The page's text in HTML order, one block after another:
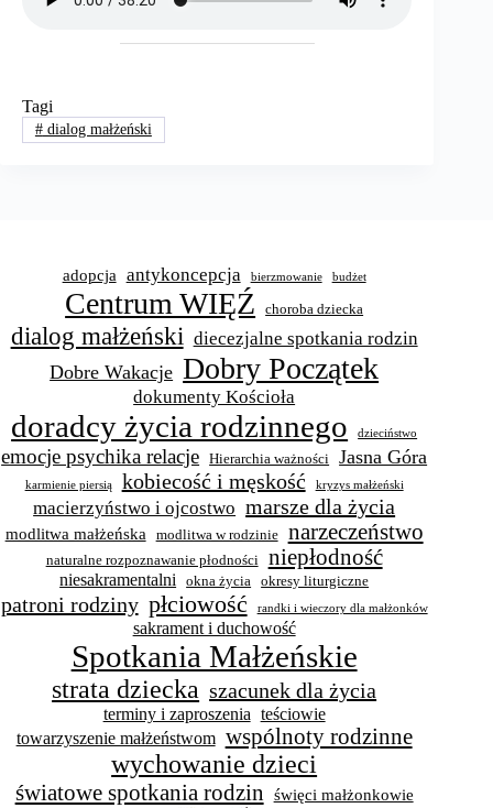
Tagi
#dialog małżeński
adopcja antykoncepcja bierzmowanie budżet
Centrum WIĘŹ choroba dziecka
dialog małżeński diecezjalne spotkania rodzin
Dobre Wakacje Dobry Początek
dokumenty Kościoła
doradcy życia rodzinnego dzieciństwo
emocje psychika relacje Hierarchia ważności Jasna Góra
karmienie piersią kobiecość i męskość kryzys małżeński
macierzyństwo i ojcostwo marsze dla życia
modlitwa małżeńska modlitwa w rodzinie narzeczeństwo
naturalne rozpoznawanie płodności niepłodność
niesakramentalni okna życia okresy liturgiczne
patroni rodziny płciowość randki i wieczory dla małżonków
sakrament i duchowość
Spotkania Małżeńskie
strata dziecka szacunek dla życia
terminy i zaproszenia teściowie
towarzyszenie małżeństwom wspólnoty rodzinne
wychowanie dzieci
światowe spotkania rodzin święci małżonkowie